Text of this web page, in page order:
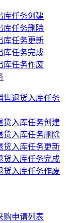
库任务创建
库任务删除
库任务更新
库任务完成
库任务作废
售退货入库任务
货入库任务创建
货入库任务删除
货入库任务更新
货入库任务完成
货入库任务作废
购申请列表